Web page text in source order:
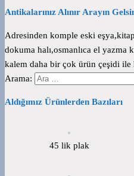
Antikalarınız Alınır Arayın
Adresinden komple eski
dokuma halı,osmanlıca el
kalem daha bir çok ürün çeşidi
Arama:
Aldığımız Ürünlerden Bazıları
45 lik plak